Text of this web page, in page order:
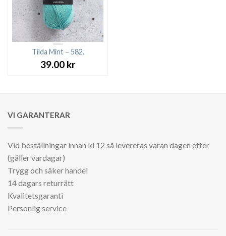
Tilda Mint – 582.
39.00 kr
VI GARANTERAR
Vid beställningar innan kl 12 så levereras varan dagen efter
(gäller vardagar)
Trygg och säker handel
14 dagars returrätt
Kvalitetsgaranti
Personlig service